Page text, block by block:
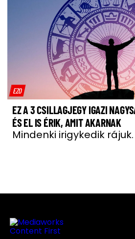
EZO
EZ A 3 CSILLAGJEGY IGAZI
ÉS EL IS ÉRIK, AMIT AKARNAK
Mindenki irigykedik rájuk.